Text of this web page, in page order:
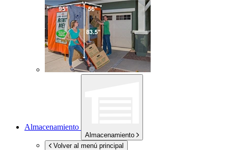
Almacenamiento
Almacenamiento
Volver al menú principal